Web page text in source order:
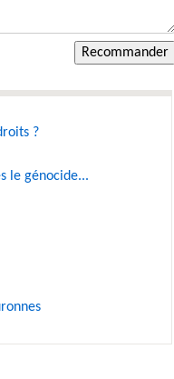
?
le génocide...